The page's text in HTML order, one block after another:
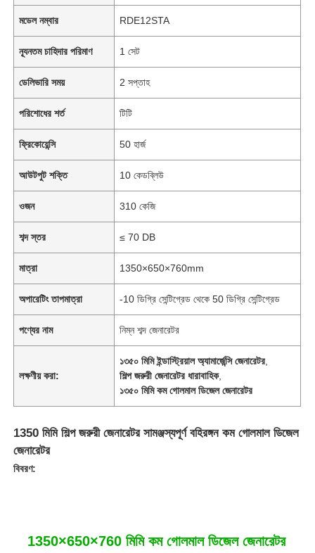
মডেল নম্বার RDE12STA
ন্যূনতম চাহিদার পরিমাণ 1 সেট
ডেলিভারি সময় 2 সপ্তাহ
পরিশোধের শর্ত টিটি
ফ্রিকোয়েন্সি 50 হার্জ
আউটপুট শক্তি 10 কেডব্লিউ
ওজন 310 কেজি
শব্দ স্তর ≤ 70 DB
মাত্রা 1350×650×760mm
অপারেটিং তাপমাত্রা -10 ডিগ্রি সেন্টিগ্রেড থেকে 50 ডিগ্রি সেন্টিগ্রেড
পণ্যের নাম নিম্ন শব্দ জেনারেটর
লক্ষণীয় করা:
১৩৫০ মিমি ইন্ডাস্ট্রিয়াল অ্যামার্জেন্সি জেনারেটর,
শিল্প জরুরী জেনারেটর ধারাবাহিক,
১৩৫০ মিমি কম গোলমাল ডিজেল জেনারেটর
1350 মিমি শিল্প জরুরী জেনারেটর সামঞ্জস্যপূর্ণ বহিরঙ্গন কম গোলমাল ডিজেল
জেনারেটর
বিবরণ:
1350×650×760 মিমি কম গোলমাল ডিজেল জেনারেটর